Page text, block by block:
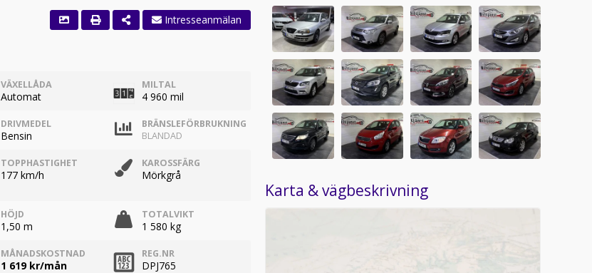
VÄXELLÅDA
Automat
MILTAL
4 960 mil
DRIVMEDEL
Bensin
BRÄNSLEFÖRBRUKNING
BLANDAD
TOPPHASTIGHET
177 km/h
KAROSSFÄRG
Mörkgrå
HÖJD
1,50 m
TOTALVIKT
1 580 kg
MÅNADSKOSTNAD
1 619kr/mån
REG.NR
DPJ765
Karta & vägbeskrivning